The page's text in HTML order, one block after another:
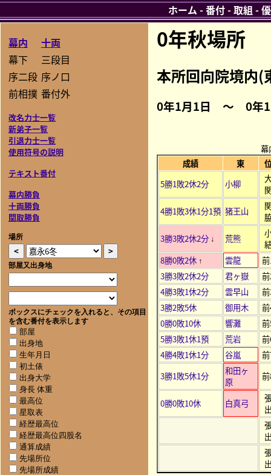
幕内
十両
幕下
三段目
序二段 序ノ口
前相撲 番付外
改名力士一覧
新弟子一覧
引退力士一覧
使用符号の説明
テキスト番付
幕内勝負
十両勝負
関取勝負
場所
部屋又出身地
ボックスにチェックを入れると、その項目
を含む番付を表示します
部屋
出身地
生年月日
初土俵
出身大学
身長 体重
最高位
星取表
経歴最高位
経歴最高位四股名
通算成績
先場所位
先場所成績
0年秋場所
本所回向院境内(
0年1月1日 ～ 0年1
幕
成績
東
5勝1敗2休2分
小柳
4勝1敗3休1分1預 猪王山
3勝3敗2休2分 ↓ 荒熊
8勝0敗2休 ↑ 雲龍
3勝3敗2休2分
君ヶ嶽
4勝3敗1休2分
雲早山
3勝2敗5休
御用木
0勝0敗10休
響灘
5勝3敗1休1預
荒岩
4勝4敗1休1分
谷嵐
3勝1敗5休1分
和田ヶ
原
0勝0敗10休 白真弓
ホーム -番付-取組 -